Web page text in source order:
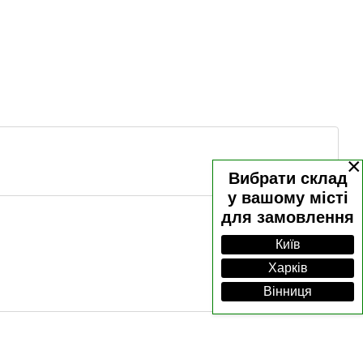
×
Вибрати склад
у вашому місті
для замовлення
Київ
Харків
Вінниця